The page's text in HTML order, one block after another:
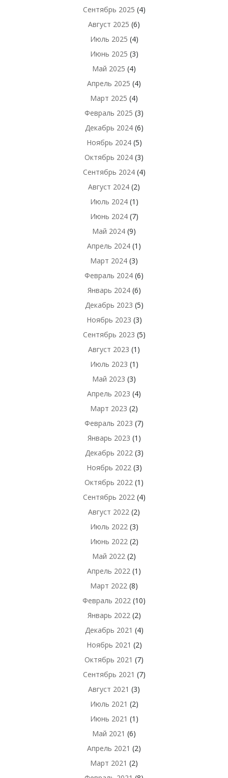
Сентябрь 2025 (4)
Август 2025 (6)
Июль 2025 (4)
Июнь 2025 (3)
Май 2025 (4)
Апрель 2025 (4)
Март 2025 (4)
Февраль 2025 (3)
Декабрь 2024(6)
Ноябрь 2024(5)
Октябрь 2024 (3)
Сентябрь 2024(4)
Август 2024 (2)
Июль 2024(1)
Июнь 2024(7)
Май 2024 (9)
Апрель 2024 (1)
Март 2024 (3)
Февраль 2024 (6)
Январь 2024(6)
Декабрь 2023 (5)
Ноябрь 2023 (3)
Сентябрь 2023 (5)
Август 2023 (1)
Июль 2023 (1)
Май 2023 (3)
Апрель 2023 (4)
Март 2023 (2)
Февраль 2023 (7)
Январь 2023 (1)
Декабрь 2022 (3)
Ноябрь 2022 (3)
Октябрь 2022 (1)
Сентябрь 2022 (4)
Август 2022 (2)
Июль 2022 (3)
Июнь 2022 (2)
Май 2022 (2)
Апрель 2022 (1)
Март 2022 (8)
Февраль 2022 (10)
Январь 2022 (2)
Декабрь 2021 (4)
Ноябрь 2021 (2)
Октябрь 2021 (7)
Сентябрь 2021 (7)
Август 2021 (3)
Июль 2021 (2)
Июнь 2021 (1)
Май 2021 (6)
Апрель 2021 (2)
Март 2021 (2)